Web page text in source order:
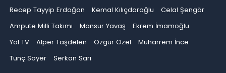
Recep Tayyip Erdoğan Kemal Kılıçdaroğlu
Celal Şengör
Ampute Milli Takımı
Mansur Yavaş
Ekrem İmamoğlu
Yol TV
Alper Taşdelen Özgür Özel
Muharrem İnce
Tunç Soyer
Serkan Sarı